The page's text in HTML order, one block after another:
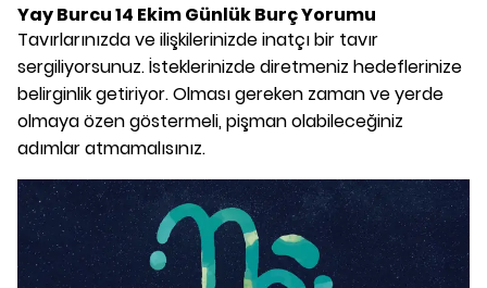
Yay Burcu 14 Ekim Günlük Burç Yorumu
Tavırlarınızda ve ilişkilerinizde inatçı bir tavır
sergiliyorsunuz. İsteklerinizde diretmeniz hedeflerinize
belirginlik getiriyor. Olması gereken zaman ve yerde
olmaya özen göstermeli, pişman olabileceğiniz
adımlar atmamalısınız.